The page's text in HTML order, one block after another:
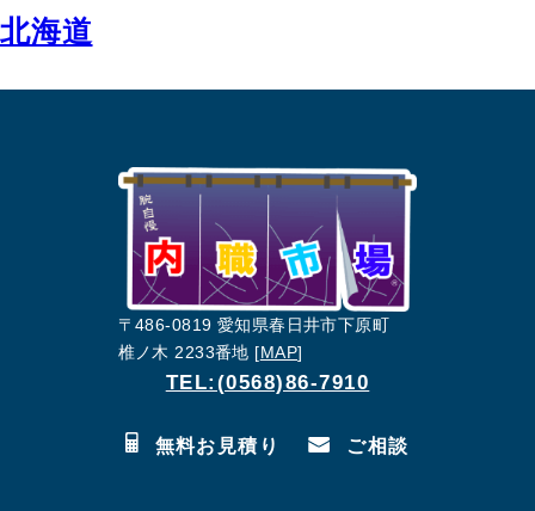
北海道
〒486-0819 愛知県春日井市下原町
椎ノ木 2233番地 [MAP]
TEL:(0568)86-7910
無料お見積り ご相談